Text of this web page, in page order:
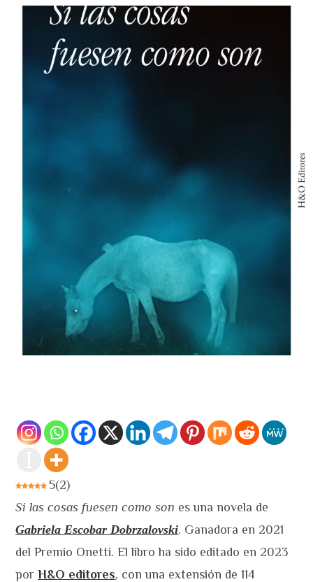
5(2)
Si las cosas fuesen como son es una novela de
Gabriela Escobar Dobrzalovski. Ganadora en 2021
del Premio Onetti. El libro ha sido editado en 2023
porH&O editores, con una extensión de 114